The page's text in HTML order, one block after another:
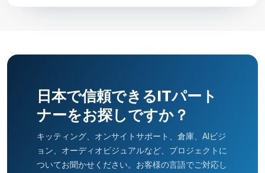
日本で信頼できるITパート
ナーをお探しですか？
キッティング、オンサイトサポート、倉庫、AIビジ
ョン、オーディオビジュアルなど、プロジェクトに
ついてお聞かせください。お客様の言語でご対応し